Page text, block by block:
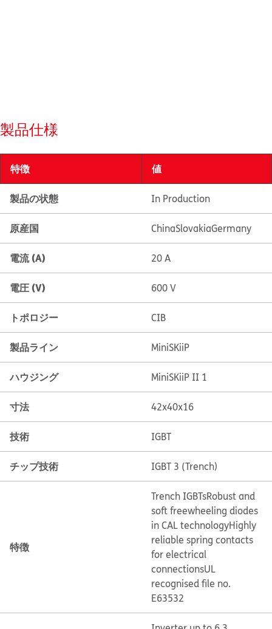
製品仕様
特徴 値
製品の状態 In Production
原産国 ChinaSlovakiaGermany
電流 (A) 20 A
電圧 (V) 600 V
トポロジー CIB
製品ライン MiniSKiiP
ハウジング MiniSKiiP II 1
寸法 42x40x16
技術 IGBT
チップ技術 IGBT 3 (Trench)
特徴
Trench IGBTsRobust and
soft freewheeling diodes
in CAL technologyHighly
reliable spring contacts
for electrical
connectionsUL
recognised file no.
E63532